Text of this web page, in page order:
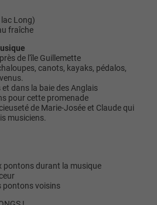
Long)
fraîche
de l'île Guillemette
canots, kayaks, pédalos,
dans la baie des Anglais
pour cette promenade
de Marie-Josée et Claude qui
musiciens.
pontons durant la musique
pontons voisins